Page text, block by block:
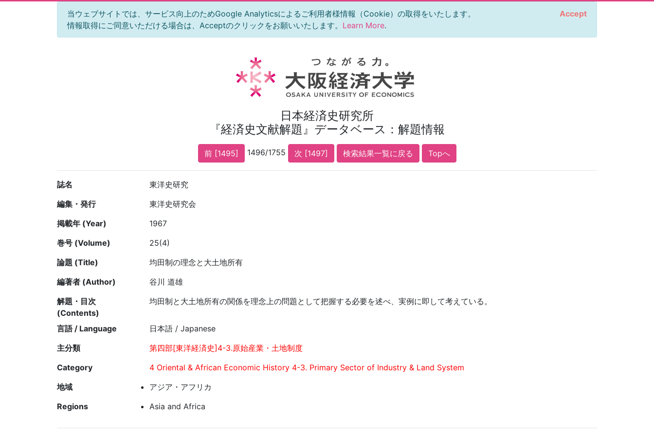
当ウェブサイトでは、サービス向上のためGoogle Analyticsによるご利用者様情報（Cookie）の取得をいたします。
情報取得にご同意いただける場合は、Acceptのクリックをお願いいたします。 Learn More.
Accept
日本経済史研究所
『経済史文献解題』データベース：解題情報
前 [1495] 1496/1755 次 [1497] 検索結果一覧に戻る Topへ
誌名
東洋史研究
編集・発行
東洋史研究会
掲載年 (Year)
1967
巻号 (Volume)
25(4)
論題 (Title)
均田制の理念と大土地所有
編著者 (Author)
谷川 道雄
解題・目次
(Contents)
均田制と大土地所有の関係を理念上の問題として把握する必要を述べ、実例に即して考えている。
言語 / Language
日本語 / Japanese
主分類
第四部[東洋経済史]4-3.原始産業・土地制度
Category
4 Oriental & African Economic History 4-3. Primary Sector of Industry & Land System
地域
アジア・アフリカ
Regions
Asia and Africa